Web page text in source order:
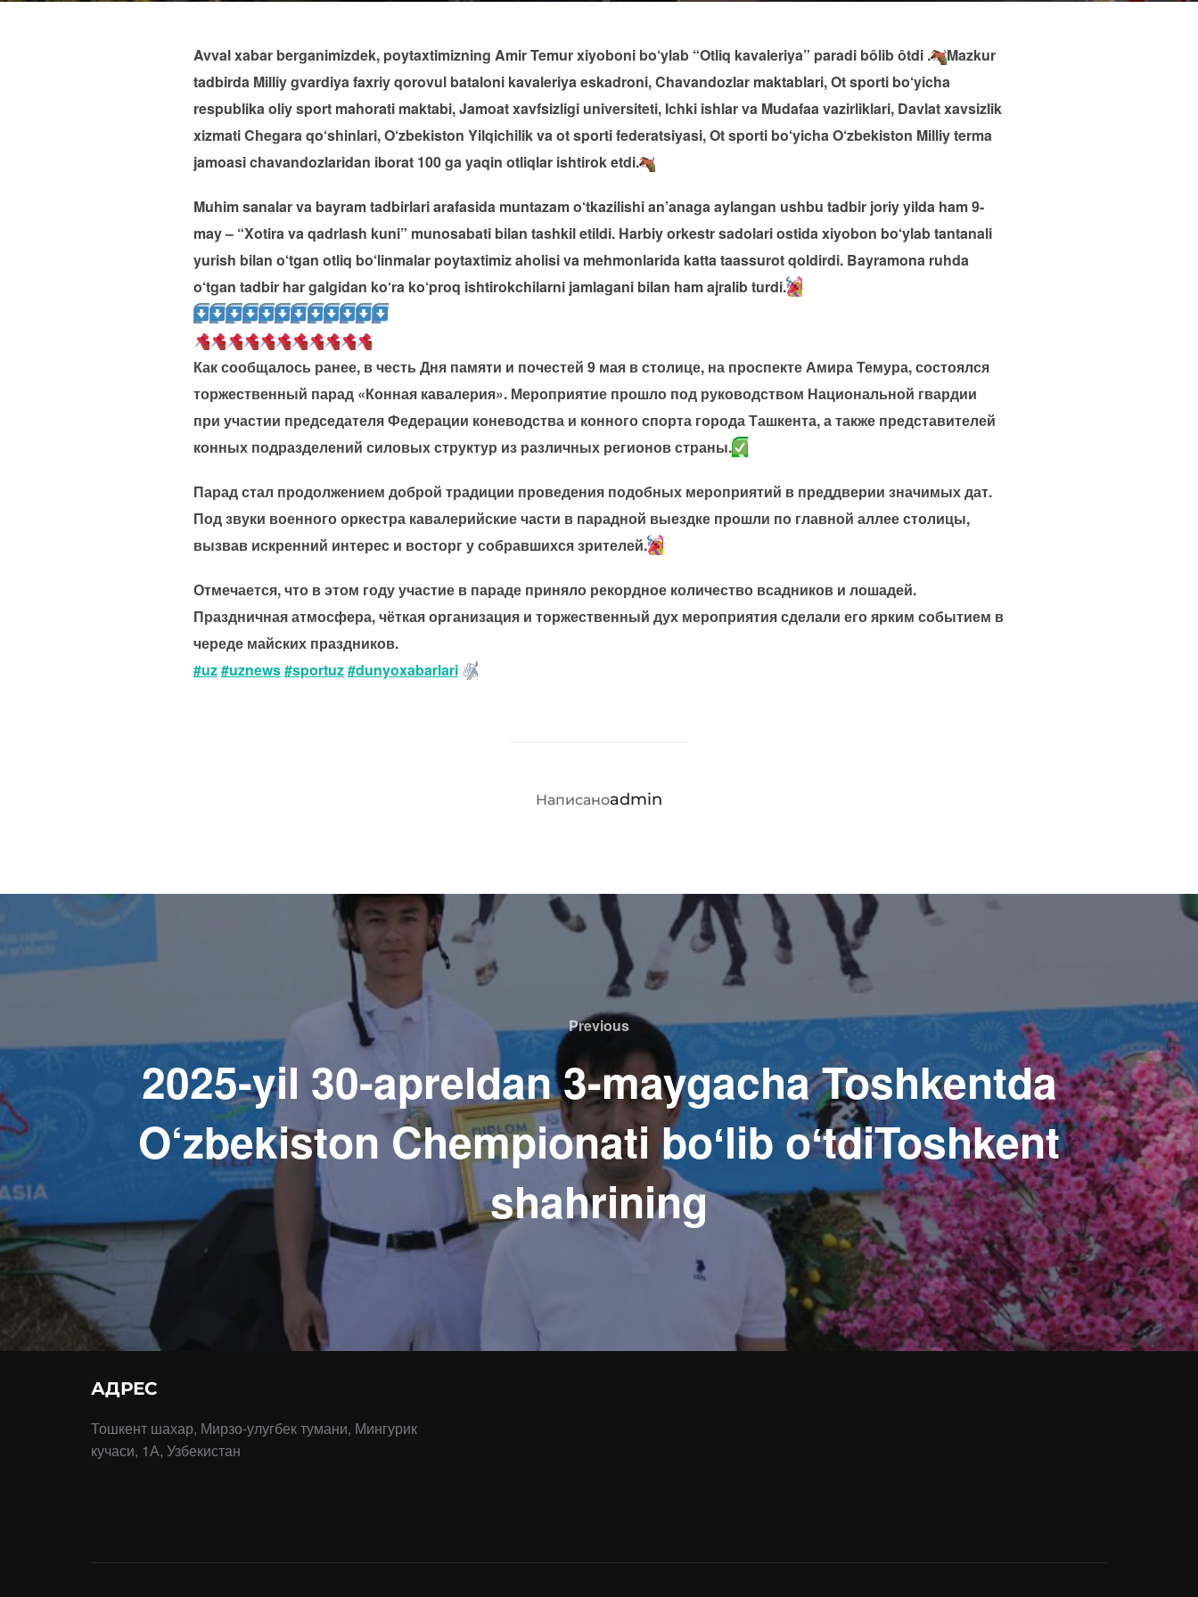
Avval xabar berganimizdek, poytaxtimizning Amir Temur xiyoboni bo‘ylab “Otliq kavaleriya” paradi bôlib ôtdi .
Mazkur
tadbirda Milliy gvardiya faxriy qorovul bataloni kavaleriya eskadroni, Chavandozlar maktablari, Ot sporti bo‘yicha
respublika oliy sport mahorati maktabi, Jamoat xavfsizligi universiteti, Ichki ishlar va Mudafaa vazirliklari, Davlat xavsizlik
xizmati Chegara qo‘shinlari, O‘zbekiston Yilqichilik va ot sporti federatsiyasi, Ot sporti bo‘yicha O‘zbekiston Milliy terma
jamoasi chavandozlaridan iborat 100 ga yaqin otliqlar ishtirok etdi.
Muhim sanalar va bayram tadbirlari arafasida muntazam o‘tkazilishi an’anaga aylangan ushbu tadbir joriy yilda ham 9-
may – “Xotira va qadrlash kuni” munosabati bilan tashkil etildi. Harbiy orkestr sadolari ostida xiyobon bo‘ylab tantanali
yurish bilan o‘tgan otliq bo‘linmalar poytaxtimiz aholisi va mehmonlarida katta taassurot qoldirdi. Bayramona ruhda
o‘tgan tadbir har galgidan ko‘ra ko‘proq ishtirokchilarni jamlagani bilan ham ajralib turdi.
Как сообщалось ранее, в честь Дня памяти и почестей 9 мая в столице, на проспекте Амира Темура, состоялся
торжественный парад «Конная кавалерия». Мероприятие прошло под руководством Национальной гвардии
при участии председателя Федерации коневодства и конного спорта города Ташкента, а также представителей
конных подразделений силовых структур из различных регионов страны.
Парад стал продолжением доброй традиции проведения подобных мероприятий в преддверии значимых дат.
Под звуки военного оркестра кавалерийские части в парадной выездке прошли по главной аллее столицы,
вызвав искренний интерес и восторг у собравшихся зрителей.
Отмечается, что в этом году участие в параде приняло рекордное количество всадников и лошадей.
Праздничная атмосфера, чёткая организация и торжественный дух мероприятия сделали его ярким событием в
череде майских праздников.
#uz#uznews#sportuz#dunyoxabarlari
АВТОР ЗАПИСИ
Написаноadmin
Навигация
по
записям
Previous
Previous
2025-yil 30-apreldan 3-maygacha Toshkentda
O‘zbekiston Chempionati boʻlib oʻtdiToshkent
shahrining
АДРЕС
Тошкент шахар, Мирзо-улугбек тумани, Мингурик
кучаси, 1А, Узбекистан